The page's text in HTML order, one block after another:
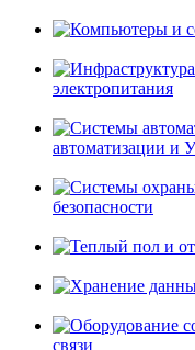
электропитания
автоматизации и
безопасности
связи